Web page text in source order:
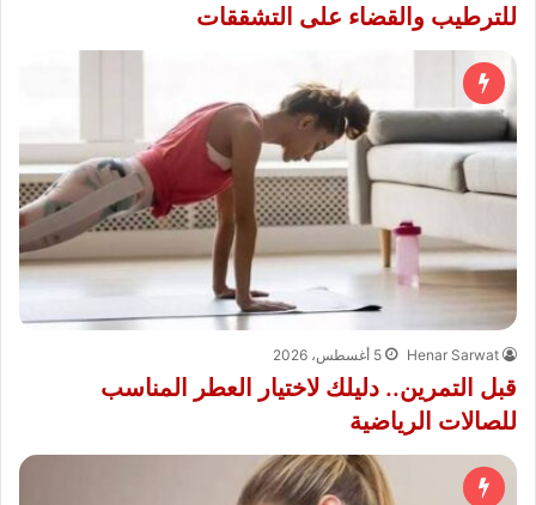
للترطيب والقضاء على التشققات
Henar Sarwat 5 أغسطس، 2026
قبل التمرين.. دليلك لاختيار العطر المناسب
للصالات الرياضية